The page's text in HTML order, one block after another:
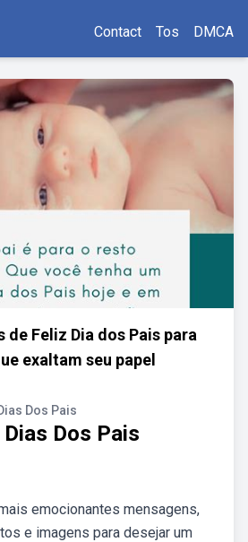
Contact Tos DMCA
de Feliz Dia dos Pais para
exaltam seu papel
Dos Pais
Dos Pais
emocionantes mensagens,
e imagens para desejar um